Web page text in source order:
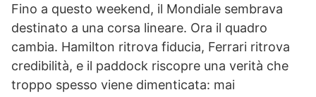
Fino a questo weekend, il Mondiale sembrava
destinato a una corsa lineare. Ora il quadro
cambia. Hamilton ritrova fiducia, Ferrari ritrova
credibilità, e il paddock riscopre una verità che
troppo spesso viene dimenticata: mai